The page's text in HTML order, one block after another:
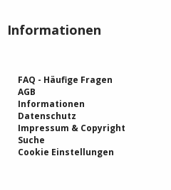
Informationen
FAQ - Häufige Fragen
AGB
Informationen
Datenschutz
Impressum & Copyright
Suche
Cookie Einstellungen